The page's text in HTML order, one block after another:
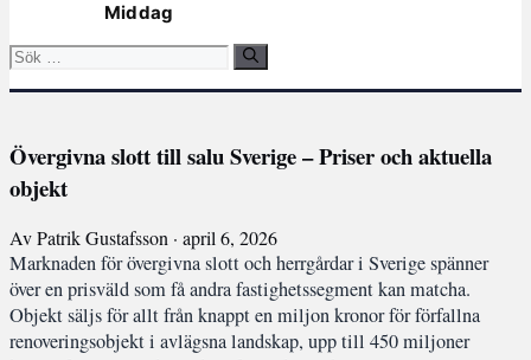
Middag
Sök
Övergivna slott till salu Sverige – Priser och aktuella
objekt
Av Patrik Gustafsson · april 6, 2026
Marknaden för övergivna slott och herrgårdar i Sverige spänner
över en prisväld som få andra fastighetssegment kan matcha.
Objekt säljs för allt från knappt en miljon kronor för förfallna
renoveringsobjekt i avlägsna landskap, upp till 450 miljoner